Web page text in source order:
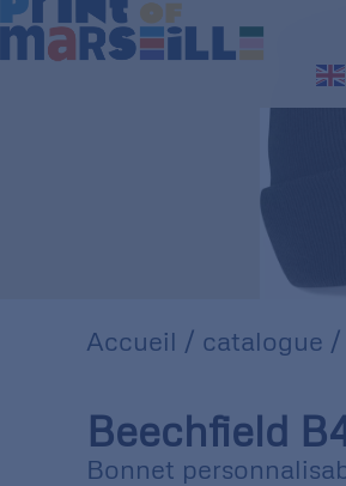
Accueil / catalogue /
Beechfield
Bonnet